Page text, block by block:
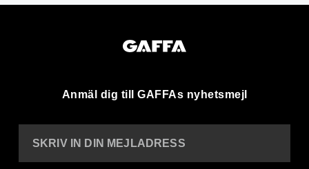
Anmäl dig till GAFFAs nyhetsmejl
SKRIV IN DIN MEJLADRESS